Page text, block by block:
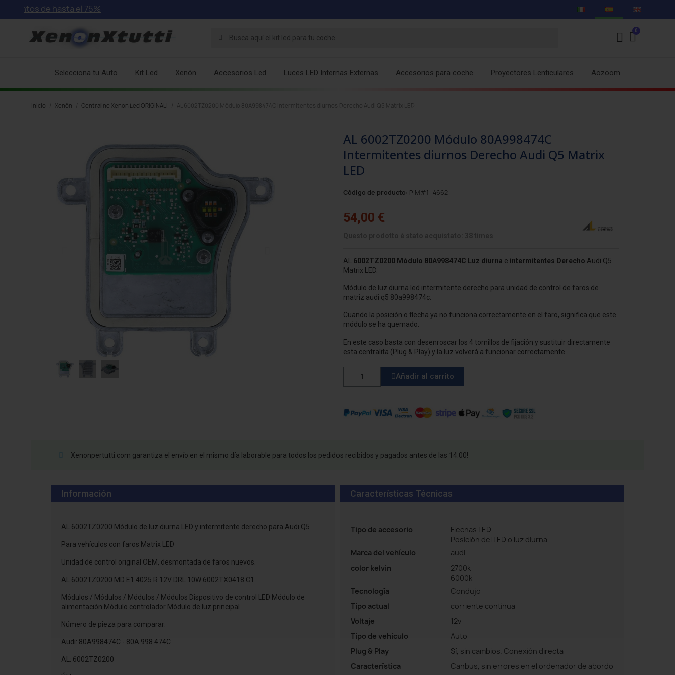
de hasta el 75%
Selecciona tu Auto Kit Led Xenón Accesorios Led Luces LED Internas Externas Accesorios para coche Proyectores Lenticulares Aozoom
Inicio Xenón Centraline Xenon Led ORIGINALI AL 6002TZ0200 Módulo 80A998474C Intermitentes diurnos Derecho Audi Q5 Matrix LED
AL 6002TZ0200 Módulo 80A998474C
Intermitentes diurnos Derecho Audi Q5 Matrix
LED
Código de producto: PIM#1_4662
54,00 €
AL 6002TZ0200 Módulo 80A998474C Luz diurna e intermitentes Derecho Audi Q5
Matrix LED.
Módulo de luz diurna led intermitente derecho para unidad de control de faros de
matriz audi q5 80a998474c.
Cuando la posición o flecha ya no funciona correctamente en el faro, significa que este
módulo se ha quemado.
En este caso basta con desenroscar los 4 tornillos de fijación y sustituir directamente
esta centralita (Plug & Play) y la luz volverá a funcionar correctamente.
Añadir al carrito
Xenonpertutti.com garantiza el envío en el mismo día laborable para todos los pedidos recibidos y pagados antes de las 14:00!
Información
AL 6002TZ0200 Módulo de luz diurna LED y intermitente derecho para Audi Q5
Para vehículos con faros Matrix LED
Unidad de control original OEM, desmontada de faros nuevos.
AL 6002TZ0200 MD E1 4025 R 12V DRL 10W 6002TX0418 C1
Módulos / Módulos / Módulos / Módulos Dispositivo de control LED Módulo de
alimentación Módulo controlador Módulo de luz principal
Número de pieza para comparar:
Audi: 80A998474C - 80A 998 474C
AL: 6002TZ0200
Características Técnicas
Tipo de accesorio
Flechas LED
Posición del LED o luz diurna
Marca del vehículo
audi
color kelvin
2700k
6000k
Tecnología
Condujo
Tipo actual
corriente continua
Voltaje
12v
Tipo de vehiculo
Auto
Plug & Play
Sí, sin cambios. Conexión directa
Característica
Canbus, sin errores en el ordenador de abordo